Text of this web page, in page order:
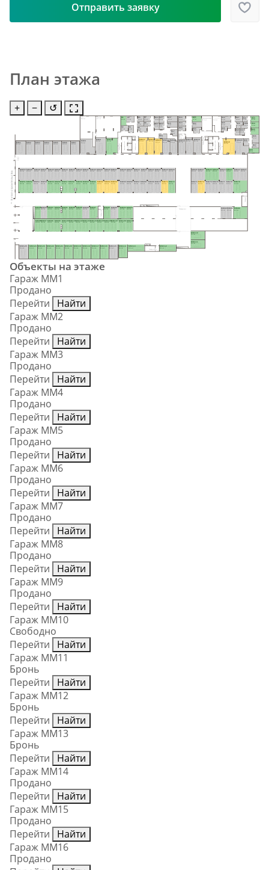
Отправить заявку
План этажа
+ − ↺
21.0 м²
Пом. уб.
6.1 м²
Электрощитовая
27.5 м²
Насосная
Тамбур-шлюз
Тамбур-шлюз
Тамбуршлюз
Тамбуршлюз
Тамбуршлюз
Тамбур-шлюз
Тамбуршлюз Лифтовый холл
Лифтовый холл
Тамбур-шлюз
Н1
Н2
Н3
7.7 м²
Н4
6.4 м²
Н5
5.4 м²
Н6
5.3 м²
Н7
5.2 м²
Н8
5.0 м²
Н9
9.8 м²
Н10
Н11
5.4 м²
Н12
5.3 м²
Н13
Н14
Н15
9.2 м²
Н16
6.3 м²
Н17
Н18
Н19
5.7 м²
Н20
6.0 м²
Н21
8.7 м²
Н22
8.5 м²
Н23
Н24
8.4 м²
Н25
9.8 м²
Н26
4.8 м²
Н27
Н28
5.7 м²
Н29 Н30
Н31
5.6 м²
Н32
5.2 м²
Н33
8.0 м²
Н34
7.9 м²
Н35
9.4 м²
Н36
9.5 м²
Н37
5.4 м²
Н38
5.6 м²
Н39
8.8 м²
MM1
22.3 м²
MM2
22.3 м²
MM3
22.3 м²
MM4
22.3 м²
MM5
22.3 м²
MM6
22.3 м²
MM7
22.3 м²
MM8
MM9
28.4 м²
MM10
30.6 м²
MM11 MM12
20.2 м² MM13
20.0 м²
MM14 MM15
17.9 м²
MM16
MM17
20.2 м²
MM18
22.5 м² MM19
31.8 м²
MM20
27.4 м²
MM21
15.5 м²
MM22
15.9 м²
MM23
15.9 м²
MM24
15.9 м²
MM25
15.9 м²
MM26
15.9 м²
MM27
15.9 м²
MM28
15.5 м²
MM29
15.5 м²
MM30
15.9 м²
MM31
15.9 м²
MM32
15.9 м²
MM33
15.9 м²
MM34
15.9 м²
MM35
15.9 м²
MM36
17.0 м²
MM37
17.0 м²
MM38
15.9 м²
MM39
15.9 м²
MM40
15.9 м²
MM41
15.9 м²
MM42
15.9 м²
MM43
15.9 м²
MM44
15.9 м²
MM45
15.9 м²
MM46
15.9 м²
MM47
15.9 м²
MM48
15.9 м²
MM49
15.9 м²
MM50
15.9 м²
MM51 MM52 MM53 MM54 MM55 MM56 MM57 MM58 MM59 MM60 MM61 MM62 MM63 MM64 MM65 MM66 MM67 MM68 MM69 MM70 MM71 MM72 MM73 MM74 MM75 MM76 MM77 MM78 MM79
MM80
29.5 м²
MM81
15.0 м²
MM82
15.0 м²
MM83
15.5 м²
MM84
MM85
MM86
15.5 м²
MM87
18.6 м²
MM88
15.9 м²
MM89
15.9 м²
MM90
15.9 м²
MM91
15.9 м²
MM92
15.9 м²
MM93
15.9 м²
MM94
15.9 м²
MM95
15.5 м²
MM96
15.9 м²
MM97
15.9 м²
MM98
15.9 м²
MM99
15.9 м²
MM100
15.9 м²
MM101
15.9 м²
MM102
15.9 м²
MM103
15.9 м²
MM104
15.9 м²
MM105
15.9 м²
MM106
15.9 м²
MM107 MM108 MM109
15.5 м²
MM110
21.0 м²
MM111
21.0 м²
MM112
22.9 м²
MM113
22.9 м²
MM114
19.8 м²
MM115
MM116
21.6 м²
MM117
21.6 м²
MM118
21.6 м²
MM119
21.6 м²
MM120
21.6 м²
MM121
21.6 м²
MM122
21.6 м²
MM123
21.6 м²
MM124
21.6 м²
MM125
23.4 м²
II этап строительства
Объекты на этаже
Гараж ММ1
Продано
Перейти
Найти
Гараж ММ2
Продано
Перейти
Найти
Гараж ММ3
Продано
Перейти
Найти
Гараж ММ4
Продано
Перейти
Найти
Гараж ММ5
Продано
Перейти
Найти
Гараж ММ6
Продано
Перейти
Найти
Гараж ММ7
Продано
Перейти
Найти
Гараж ММ8
Продано
Перейти
Найти
Гараж ММ9
Продано
Перейти
Найти
Гараж ММ10
Свободно
Перейти
Найти
Гараж ММ11
Бронь
Перейти
Найти
Гараж ММ12
Бронь
Перейти
Найти
Гараж ММ13
Бронь
Перейти
Найти
Гараж ММ14
Продано
Перейти
Найти
Гараж ММ15
Продано
Перейти
Найти
Гараж ММ16
Продано